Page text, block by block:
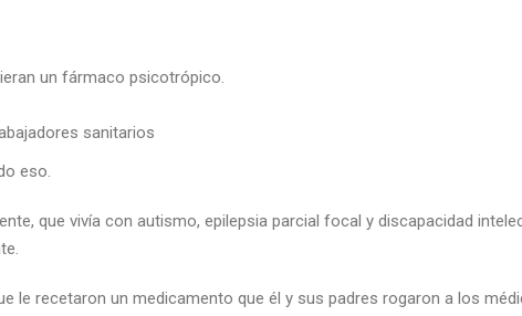
un fármaco psicotrópico.
sanitarios
eso.
que vivía con autismo, epilepsia parcial focal y discapacidad
le recetaron un medicamento que él y sus padres rogaron a los